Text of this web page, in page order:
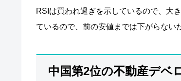
RSIは買われ過ぎを示しているので、大
ているので、前の安値までは下がらない
中国第2位の不動産デベ